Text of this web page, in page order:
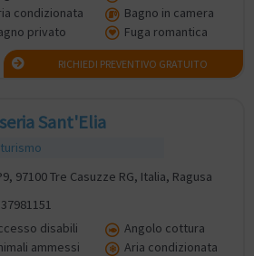
condizionata
Bagno in camera
privato
Fuga romantica
RICHIEDI PREVENTIVO GRATUITO
Sant'Elia
97100 Tre Casuzze RG, Italia, Ragusa
disabili
Angolo cottura
ammessi
Aria condizionata